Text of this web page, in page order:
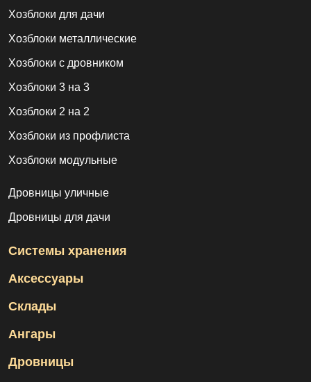
Хозблоки для дачи
Хозблоки металлические
Хозблоки с дровником
Хозблоки 3 на 3
Хозблоки 2 на 2
Хозблоки из профлиста
Хозблоки модульные
Дровницы уличные
Дровницы для дачи
Системы хранения
Аксессуары
Склады
Ангары
Дровницы